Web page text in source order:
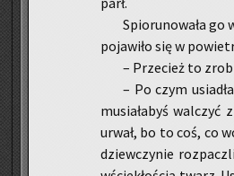
Spio­ru­no­wa­ła go
po­ja­wi­ło się w
– Prze­cież to
– Po czym
mu­sia­ła­byś
urwał, bo to coś, co
dziew­czy­nie